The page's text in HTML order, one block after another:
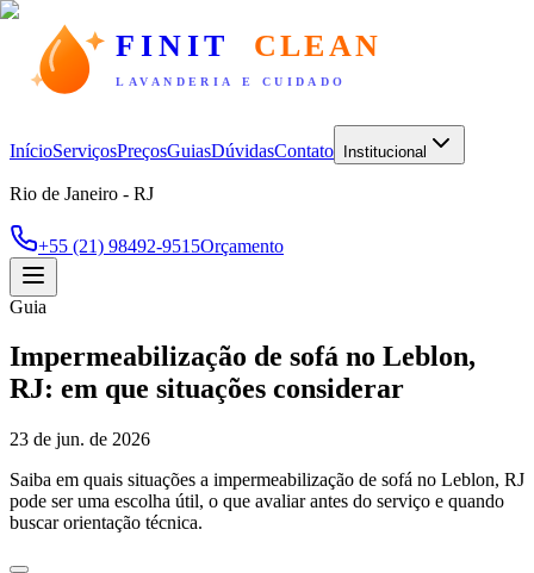
FINIT CLEAN
LAVANDERIA E CUIDADO
InícioServiçosPreçosGuiasDúvidasContato Institucional
Rio de Janeiro - RJ
+55 (21) 98492-9515Orçamento
Guia
Impermeabilização de sofá no Leblon,
RJ: em que situações considerar
23 de jun. de 2026
Saiba em quais situações a impermeabilização de sofá no Leblon, RJ
pode ser uma escolha útil, o que avaliar antes do serviço e quando
buscar orientação técnica.